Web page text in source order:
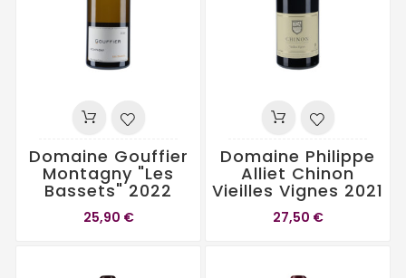
Domaine Gouffier
Montagny "Les
Bassets" 2022
25,90 €
Domaine Philippe
Alliet Chinon
Vieilles Vignes 2021
27,50 €